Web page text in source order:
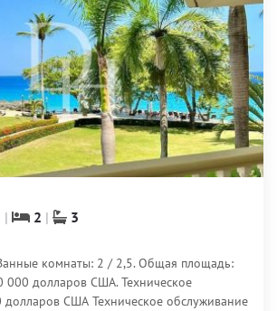
2
3
комнаты: 2 / 2,5. Общая площадь:
000 долларов США. Техническое
США Техническое обслуживание